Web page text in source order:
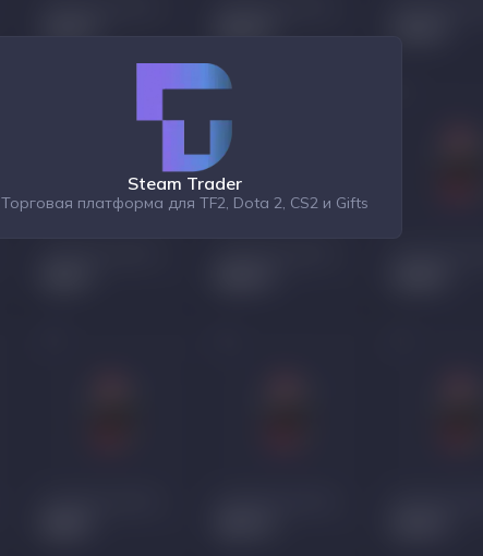
Steam Trader
Торговая платформа для TF2, Dota 2, CS2 и Gifts